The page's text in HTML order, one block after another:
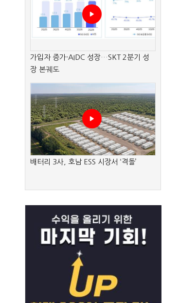
가입자 증가·AIDC 성장…SKT 2분기 성
장 본궤도
배터리 3사, 호남 ESS 시장서 ‘격돌’